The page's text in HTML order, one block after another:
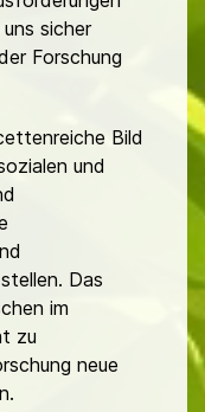
sicher
Forschung
Bild
und
Das
im
zu
neue